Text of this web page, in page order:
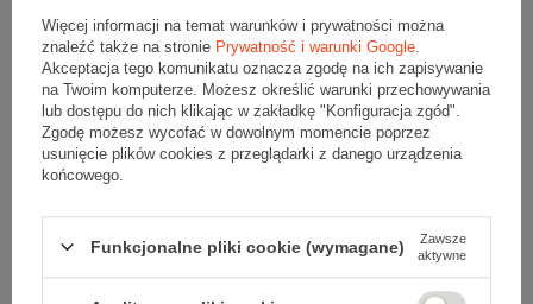
Koperty bąbelkowe – doskonała
amortyzacja i ochrona
Koperty bąbelkowe to specjalny typ kopert, który wewnątrz
wyścielony jest folią bąbelkową. Koperty te zewnątrz wykonane są
z papieru, ale właśnie ze względu na warstwę folii określa się je
Więcej informacji na temat warunków i prywatności można
znaleźć także na stronie Prywatność i warunki Google
Akceptacja tego komunikatu oznacza zgodę na ich zapisywanie
na Twoim komputerze. Możesz określić warunki przechowywania
lub dostępu do nich klikając w zakładkę "Konfiguracja zgód".
Zgodę możesz wycofać w dowolnym momencie poprzez
usunięcie plików cookies z przeglądarki z danego urządzenia
końcowego.
Funkcjonalne pliki cookie (wymagane)
Zawsze
aktywne